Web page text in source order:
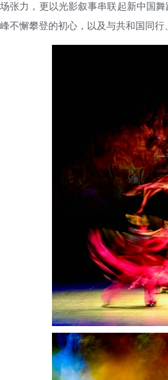
场张力，更以光影叙事串联起新中国
峰不懈攀登的初心，以及与共和国同